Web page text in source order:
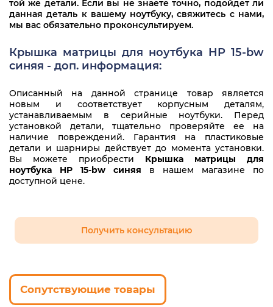
HP 15-bw030ur
HP 15-bw032ur
HP 15-bw033ur
HP 15-bw036ur
HP 15-bw039ur
HP 15-bw041ur
HP 15-bw042ur
HP 15-bw043ur
HP 15-bw051ur
HP 15-bw053ur
той же детали. Если вы не знаете точно, подойдет ли
данная деталь к вашему ноутбуку, свяжитесь с нами,
мы вас обязательно проконсультируем.
Крышка матрицы для ноутбука HP 15-bw
синяя - доп. информация:
Описанный на данной странице товар является
новым и соответствует корпусным деталям,
устанавливаемым в серийные ноутбуки. Перед
установкой детали, тщательно проверяйте ее на
наличие повреждений. Гарантия на пластиковые
детали и шарниры действует до момента установки.
Вы можете приобрести Крышка матрицы для
ноутбука HP 15-bw синяя в нашем магазине по
доступной цене.
Получить консультацию
Сопутствующие товары